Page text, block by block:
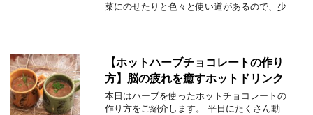
菜にのせたりと色々と使い道があるので、少
…
【ホットハーブチョコレートの作り
方】脳の疲れを癒すホットドリンク
本日はハーブを使ったホットチョコレートの
作り方をご紹介します。 平日にたくさん動